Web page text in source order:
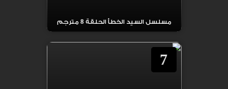
مسلسل السيد الخطأ الحلقة 8 مترجم
7